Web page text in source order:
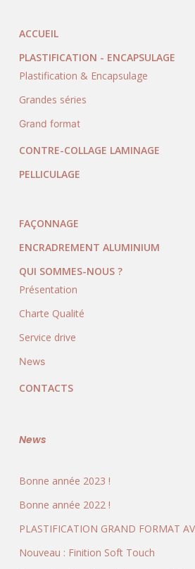
ACCUEIL
PLASTIFICATION - ENCAPSULAGE
Plastification & Encapsulage
Grandes séries
Grand format
CONTRE-COLLAGE LAMINAGE
PELLICULAGE
FAÇONNAGE
ENCRADREMENT ALUMINIUM
QUI SOMMES-NOUS ?
Présentation
Charte Qualité
Service drive
News
CONTACTS
News
Bonne année 2023 !
Bonne année 2022 !
PLASTIFICATION GRAND FORMAT
Nouveau : Finition Soft Touch